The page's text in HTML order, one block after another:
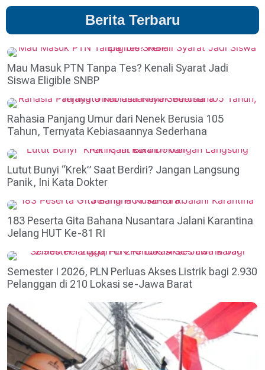
Berita Terbaru
Mau Masuk PTN Tanpa Tes? Kenali Syarat Jadi
Siswa Eligible SNBP
Rahasia Panjang Umur dari Nenek Berusia 105
Tahun, Ternyata Kebiasaannya Sederhana
Lutut Bunyi “Krek” Saat Berdiri? Jangan Langsung
Panik, Ini Kata Dokter
183 Peserta Gita Bahana Nusantara Jalani Karantina
Jelang HUT Ke-81 RI
Semester I 2026, PLN Perluas Akses Listrik bagi 2.930
Pelanggan di 210 Lokasi se-Jawa Barat